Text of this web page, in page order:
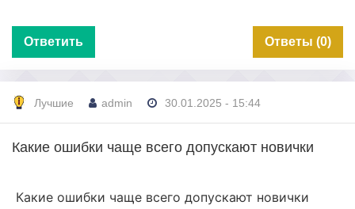
Ответить Ответы (0)
Лучшие admin 30.01.2025 - 15:44
Какие ошибки чаще всего допускают новички
Какие ошибки чаще всего допускают новички